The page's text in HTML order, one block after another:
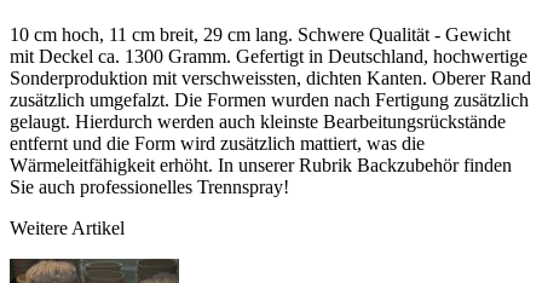
10 cm hoch, 11 cm breit, 29 cm lang. Schwere Qualität - Gewicht
mit Deckel ca. 1300 Gramm. Gefertigt in Deutschland, hochwertige
Sonderproduktion mit verschweissten, dichten Kanten. Oberer Rand
zusätzlich umgefalzt. Die Formen wurden nach Fertigung zusätzlich
gelaugt. Hierdurch werden auch kleinste Bearbeitungsrückstände
entfernt und die Form wird zusätzlich mattiert, was die
Wärmeleitfähigkeit erhöht. In unserer Rubrik Backzubehör finden
Sie auch professionelles Trennspray!
Weitere Artikel